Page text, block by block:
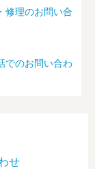
修理のお問い合
でのお問い合わ
せ